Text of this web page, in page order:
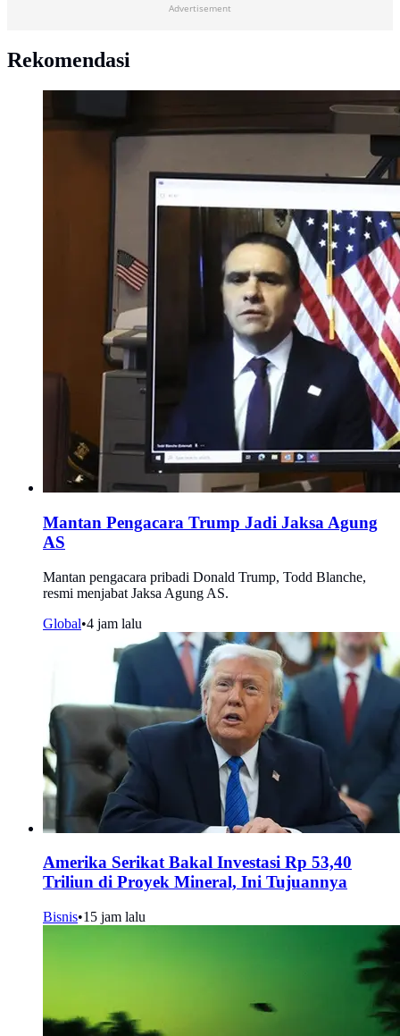
Advertisement
Rekomendasi
Mantan Pengacara Trump Jadi Jaksa Agung
AS
Mantan pengacara pribadi Donald Trump, Todd Blanche,
resmi menjabat Jaksa Agung AS.
Global•4 jam lalu
Amerika Serikat Bakal Investasi Rp 53,40
Triliun di Proyek Mineral, Ini Tujuannya
Bisnis•15 jam lalu